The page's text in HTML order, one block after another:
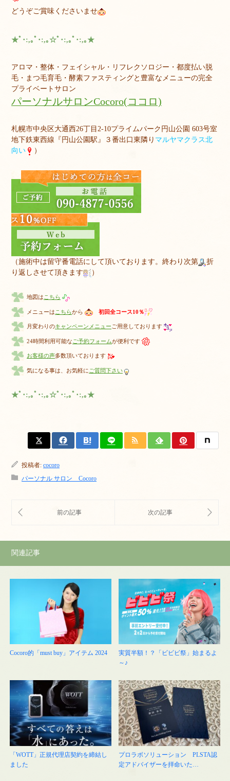
どうぞご賞味くださいませ
★ﾟ･:,｡ﾟ･:,｡☆ﾟ･:,｡ﾟ･:,｡★
アロマ・整体・フェイシャル・リフレクソロジー・都度払い脱
毛・まつ毛育毛・酵素ファスティングと豊富なメニューの完全
プライベートサロン
パーソナルサロンCocoro(ココロ)
札幌市中央区大通西26丁目2-10プライムパーク円山公園 603号室
地下鉄東西線『円山公園駅』３番出口東隣り マルヤマクラス北
向い
）
（施術中は留守番電話にして頂いております。終わり次第
折
り返しさせて頂きます
）
地図は こちら
メニューは こちらから 初回全コース10％
月変わりのキャンペーンメニュー ご用意しております
24時間利用可能な ご予約フォームが便利です
お客様の声多数頂いております
気になる事は、お気軽に ご質問下さい
★ﾟ･:,｡ﾟ･:,｡☆ﾟ･:,｡ﾟ･:,｡★
投稿者: cocoro
パーソナル サロン Cocoro
関連記事
Cocoro的「must buy」アイテム 2024
実質半額！？「ビビビ祭」始まるよ
～♪
「WOTT」正規代理店契約を締結し
ました
プロラボソリューション PLSTA認
定アドバイザーを拝命いた…